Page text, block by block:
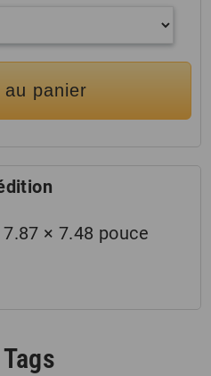
panier
× 7.48 pouce